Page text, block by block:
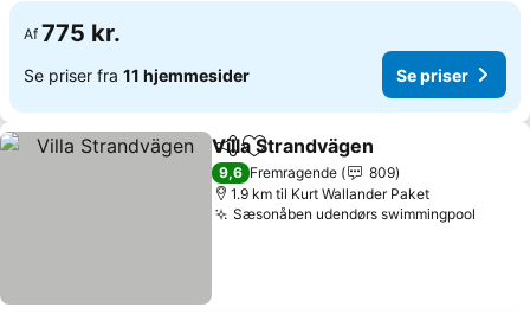
Af 775 kr.
Se priser fra 11 hjemmesider Se priser
Del Føj til favoritter
Villa Strandvägen
9,6 Fremragende
809
1.9 km til Kurt Wallander Paket
Sæsonåben udendørs swimmingpool